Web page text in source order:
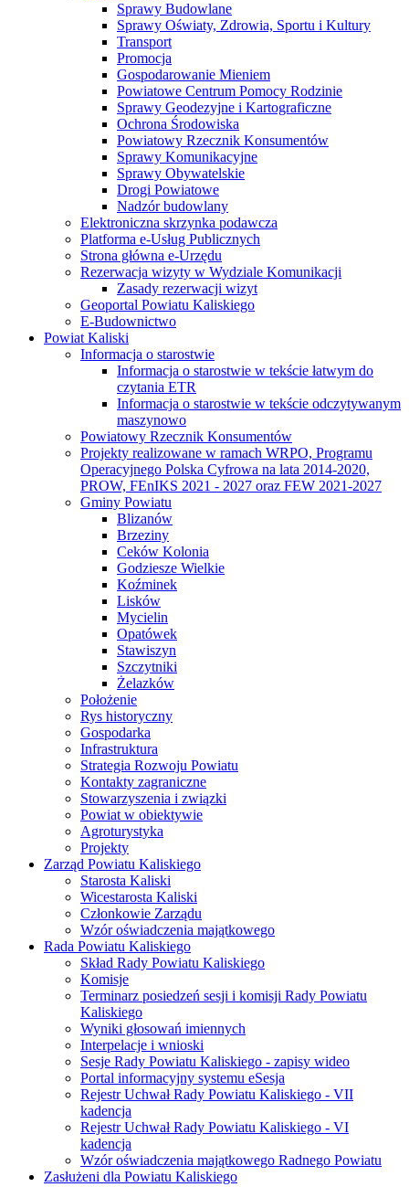
Sprawy Budowlane
Sprawy Oświaty, Zdrowia, Sportu i Kultury
Transport
Promocja
Gospodarowanie Mieniem
Powiatowe Centrum Pomocy Rodzinie
Sprawy Geodezyjne i Kartograficzne
Ochrona Środowiska
Powiatowy Rzecznik Konsumentów
Sprawy Komunikacyjne
Sprawy Obywatelskie
Drogi Powiatowe
Nadzór budowlany
Elektroniczna skrzynka podawcza
Platforma e-Usług Publicznych
Strona główna e-Urzędu
Rezerwacja wizyty w Wydziale Komunikacji
Zasady rezerwacji wizyt
Geoportal Powiatu Kaliskiego
E-Budownictwo
Powiat Kaliski
Informacja o starostwie
Informacja o starostwie w tekście łatwym do
czytania ETR
Informacja o starostwie w tekście odczytywanym
maszynowo
Powiatowy Rzecznik Konsumentów
Projekty realizowane w ramach WRPO, Programu
Operacyjnego Polska Cyfrowa na lata 2014-2020,
PROW, FEnIKS 2021 - 2027 oraz FEW 2021-2027
Gminy Powiatu
Blizanów
Brzeziny
Ceków Kolonia
Godziesze Wielkie
Koźminek
Lisków
Mycielin
Opatówek
Stawiszyn
Szczytniki
Żelazków
Położenie
Rys historyczny
Gospodarka
Infrastruktura
Strategia Rozwoju Powiatu
Kontakty zagraniczne
Stowarzyszenia i związki
Powiat w obiektywie
Agroturystyka
Projekty
Zarząd Powiatu Kaliskiego
Starosta Kaliski
Wicestarosta Kaliski
Członkowie Zarządu
Wzór oświadczenia majątkowego
Rada Powiatu Kaliskiego
Skład Rady Powiatu Kaliskiego
Komisje
Terminarz posiedzeń sesji i komisji Rady Powiatu
Kaliskiego
Wyniki głosowań imiennych
Interpelacje i wnioski
Sesje Rady Powiatu Kaliskiego - zapisy wideo
Portal informacyjny systemu eSesja
Rejestr Uchwał Rady Powiatu Kaliskiego - VII
kadencja
Rejestr Uchwał Rady Powiatu Kaliskiego - VI
kadencja
Wzór oświadczenia majątkowego Radnego Powiatu
Zasłużeni dla Powiatu Kaliskiego